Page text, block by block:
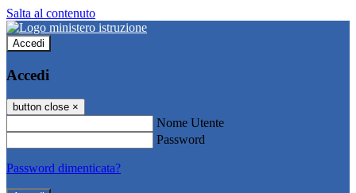
Salta al contenuto
Accedi
Accedi
button close ×
Nome Utente
Password
Password dimenticata?